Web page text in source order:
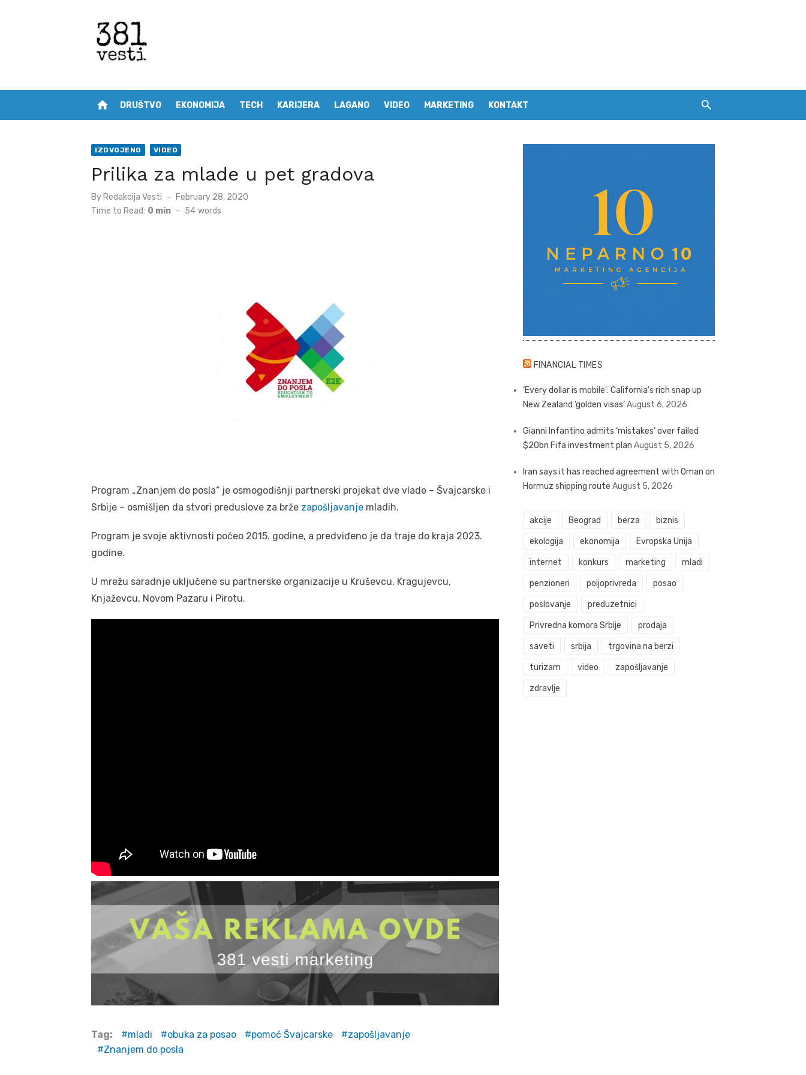
home DRUŠTVO EKONOMIJA TECH KARIJERA LAGANO VIDEO MARKETING KONTAKT
IZDVOJENO VIDEO
Prilika za mlade u pet gradova
By Redakcija Vesti
Posted
February 28, 2020
Time to Read: 0 min - 54 words
Program „Znanjem do posla“ je osmogodišnji partnerski projekat dve vlade – Švajcarske i
Srbije – osmišljen da stvori preduslove za brže zapošljavanje mladih.
Program je svoje aktivnosti počeo 2015. godine, a predviđeno je da traje do kraja 2023.
godine.
U mrežu saradnje uključene su partnerske organizacije u Kruševcu, Kragujevcu,
Knjaževcu, Novom Pazaru i Pirotu.
Tag: mladi obuka za posao pomoć Švajcarske
zapošljavanje
Znanjem do posla
FINANCIAL TIMES
‘Every dollar is mobile’: California’s rich snap up
New Zealand ‘golden visas’August 6, 2026
Gianni Infantino admits ‘mistakes’ over failed
$20bn Fifa investment plan August 5, 2026
Iran says it has reached agreement with Oman on
Hormuz shipping route August 5, 2026
akcije Beograd berza biznis
ekologija ekonomija Evropska Unija
internet konkurs marketing mladi
penzioneri poljoprivreda posao
poslovanje preduzetnici
Privredna komora Srbije prodaja
saveti srbija trgovina na berzi
turizam video zapošljavanje
zdravlje